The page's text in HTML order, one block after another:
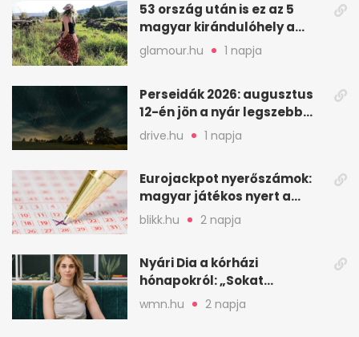
53 ország után is ez az 5
magyar kirándulóhely a
kedvencem
glamour.hu 1 napja
Perseidák 2026: augusztus
12-én jön a nyár legszebb
csillaghullása
drive.hu 1 napja
Eurojackpot nyerőszámok:
magyar játékos nyert a
2026. augusztus 4-i húzáson
blikk.hu 2 napja
Nyári Dia a kórházi
hónapokról: „Sokat
veszekedtem Istennel”
wmn.hu 2 napja